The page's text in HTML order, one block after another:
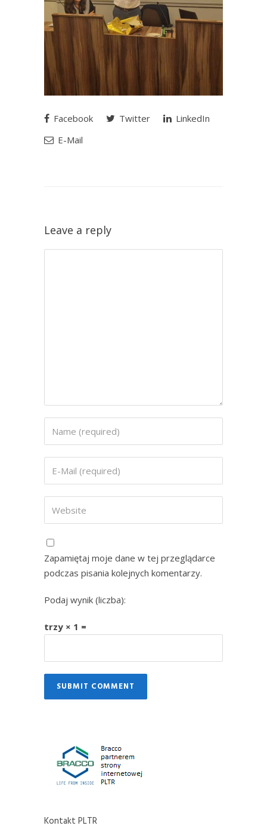
Facebook Twitter
LinkedIn
E-Mail
Leave a reply
Zapamiętaj moje dane w tej przeglądarce
podczas pisania kolejnych komentarzy.
Podaj wynik (liczba):
trzy × 1 =
Kontakt PLTR